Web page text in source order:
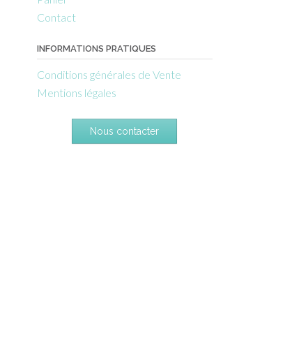
Contact
INFORMATIONS PRATIQUES
Conditions générales de Vente
Mentions légales
Nous contacter